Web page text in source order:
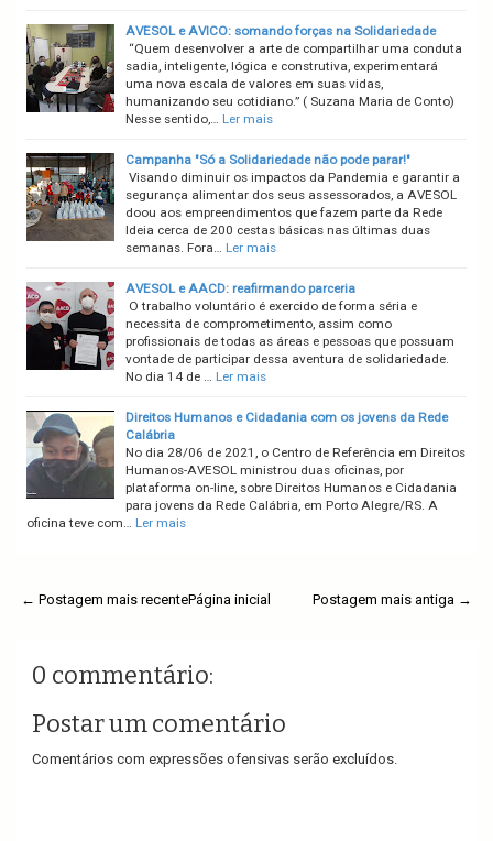
AVESOL e AVICO: somando forças na Solidariedade
“Quem desenvolver a arte de compartilhar uma conduta
sadia, inteligente, lógica e construtiva, experimentará
uma nova escala de valores em suas vidas,
humanizando seu cotidiano.” ( Suzana Maria de Conto)
Nesse sentido,… Ler mais
Campanha "Só a Solidariedade não pode parar!"
Visando diminuir os impactos da Pandemia e garantir a
segurança alimentar dos seus assessorados, a AVESOL
doou aos empreendimentos que fazem parte da Rede
Ideia cerca de 200 cestas básicas nas últimas duas
semanas. Fora… Ler mais
AVESOL e AACD: reafirmando parceria
O trabalho voluntário é exercido de forma séria e
necessita de comprometimento, assim como
profissionais de todas as áreas e pessoas que possuam
vontade de participar dessa aventura de solidariedade.
No dia 14 de … Ler mais
Direitos Humanos e Cidadania com os jovens da Rede
Calábria
No dia 28/06 de 2021, o Centro de Referência em Direitos
Humanos-AVESOL ministrou duas oficinas, por
plataforma on-line, sobre Direitos Humanos e Cidadania
para jovens da Rede Calábria, em Porto Alegre/RS. A
oficina teve com… Ler mais
← Postagem mais recente Postagem mais antiga →
Página inicial
0 commentário:
Postar um comentário
Comentários com expressões ofensivas serão excluídos.